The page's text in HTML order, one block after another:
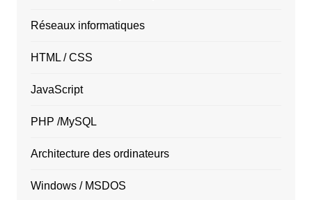
Réseaux informatiques
HTML / CSS
JavaScript
PHP /MySQL
Architecture des ordinateurs
Windows / MSDOS